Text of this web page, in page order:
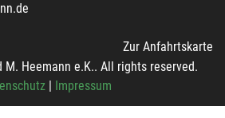
Zur Anfahrtskarte
Heemann e.K.. All rights reserved.
| Impressum